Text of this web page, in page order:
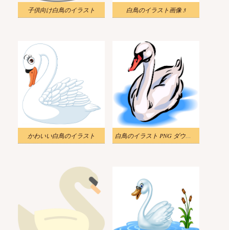
子供向け白鳥のイラスト 白鳥のイラスト画像 3
かわいい白鳥のイラスト 白鳥のイラスト PNG ダウンロード